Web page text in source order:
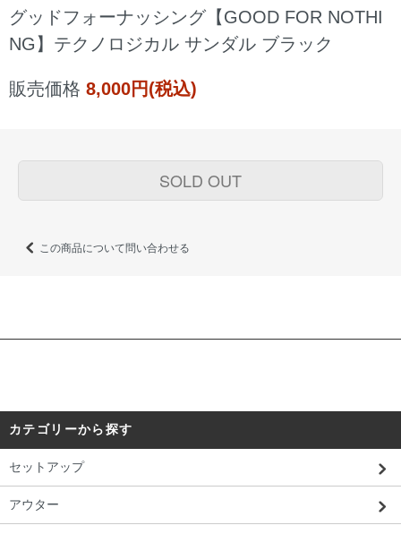
グッドフォーナッシング【GOOD FOR NOTHI
NG】テクノロジカル サンダル ブラック
販売価格 8,000円(税込)
SOLD OUT
この商品について問い合わせる
カテゴリーから探す
セットアップ
アウター